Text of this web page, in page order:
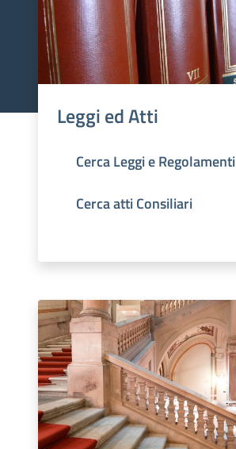
Leggi ed Atti
Cerca Leggi e Regolamenti
Cerca atti Consiliari